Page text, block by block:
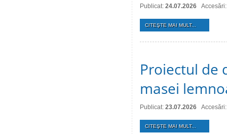
Publicat: 24.07.2026
CITEŞTE MAI MULT...
Proiectul de
masei
Publicat: 23.07.2026
CITEŞTE MAI MULT...